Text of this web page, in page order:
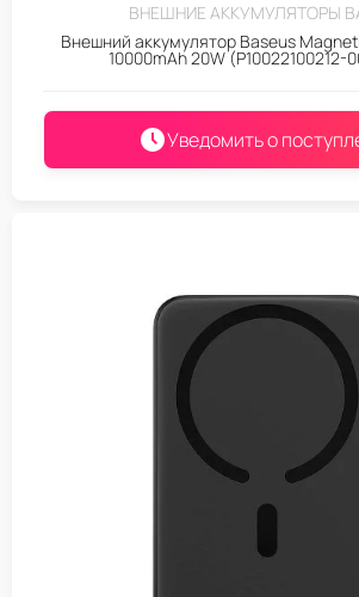
ВНЕШНИЕ АККУМУЛЯТОРЫ
Внешний аккумулятор Baseus
10000mAh 20W (P10022100212-
Уведомить о